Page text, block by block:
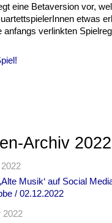
eine Betaversion vor,
etwas
anfangs verlinkten
Archiv 2022
Musik‘ auf Social
/ 02.12.2022
2022